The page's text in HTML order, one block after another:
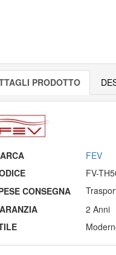
PRODOTTO
FEV
FV-
CONSEGNA
2 Anni